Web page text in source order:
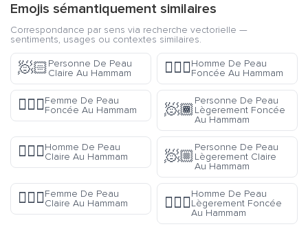
Emojis sémantiquement similaires
Correspondance par sens via recherche vectorielle —
sentiments, usages ou contextes similaires.
🧖🏻Personne De Peau
Claire Au Hammam
🧖🏿‍♂️Homme De Peau
Foncée Au Hammam
🧖🏿‍♀️Femme De Peau
Foncée Au Hammam
🧖🏾
Personne De Peau
Lègerement Foncée
Au Hammam
🧖🏻‍♂️Homme De Peau
Claire Au Hammam
🧖🏼
Personne De Peau
Lègerement Claire
Au Hammam
🧖🏻‍♀️Femme De Peau
Claire Au Hammam
🧖🏾‍♂️
Homme De Peau
Lègerement Foncée
Au Hammam